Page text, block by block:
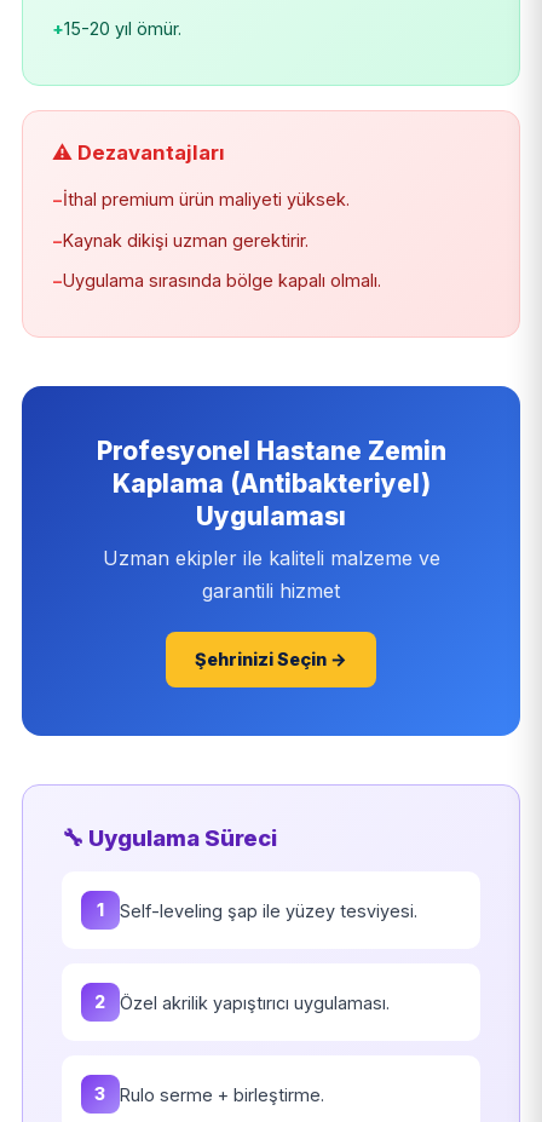
+15-20 yıl ömür.
⚠️ Dezavantajları
−İthal premium ürün maliyeti yüksek.
−Kaynak dikişi uzman gerektirir.
−Uygulama sırasında bölge kapalı olmalı.
Profesyonel Hastane Zemin
Kaplama (Antibakteriyel)
Uygulaması
Uzman ekipler ile kaliteli malzeme ve
garantili hizmet
Şehrinizi Seçin →
🔧 Uygulama Süreci
1 Self-leveling şap ile yüzey tesviyesi.
2 Özel akrilik yapıştırıcı uygulaması.
3 Rulo serme + birleştirme.